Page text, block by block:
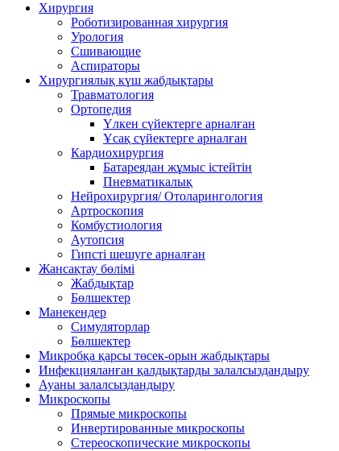
Хирургия
Роботизированная хирургия
Урология
Сшивающие
Аспираторы
Хирургиялық күш жабдықтары
Травматология
Ортопедия
Үлкен сүйектерге арналған
Ұсақ сүйектерге арналған
Кардиохирургия
Батареядан жұмыс істейтін
Пневматикалық
Нейрохирургия/ Отоларингология
Артроскопия
Комбустиология
Аутопсия
Гипсті шешуге арналған
Жансақтау бөлімі
Жабдықтар
Бөлшектер
Манекендер
Симуляторлар
Бөлшектер
Микробқа қарсы төсек-орын жабдықтары
Инфекцияланған қалдықтарды залалсыздандыру
Ауаны залалсыздандыру
Микроскопы
Прямые микроскопы
Инвертированные микроскопы
Стереоскопические микроскопы